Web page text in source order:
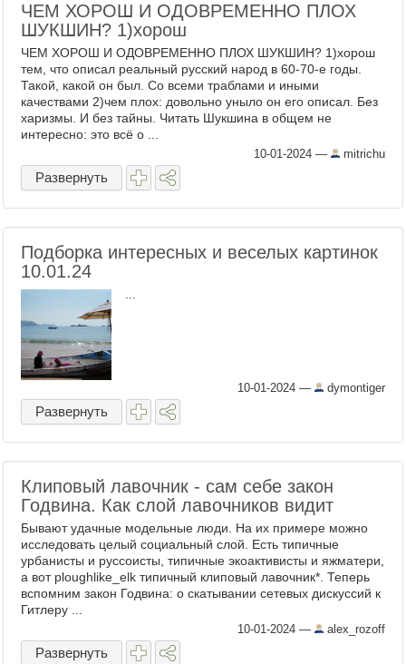
ЧЕМ ХОРОШ И ОДОВРЕМЕННО ПЛОХ
ШУКШИН? 1)хорош
ЧЕМ ХОРОШ И ОДОВРЕМЕННО ПЛОХ ШУКШИН? 1)хорош
тем, что описал реальный русский народ в 60-70-е годы.
Такой, какой он был. Со всеми траблами и иными
качествами 2)чем плох: довольно уныло он его описал. Без
харизмы. И без тайны. Читать Шукшина в общем не
интересно: это всё о ...
10-01-2024 — mitrichu
Развернуть
Подборка интересных и веселых картинок
10.01.24
10-01-2024 — dymontiger
Развернуть
Клиповый лавочник - сам себе закон
Годвина. Как слой лавочников видит
Бывают удачные модельные люди. На их примере можно
исследовать целый социальный слой. Есть типичные
урбанисты и руссоисты, типичные экоактивисты и яжматери,
а вот ploughlike_elk типичный клиповый лавочник*. Теперь
вспомним закон Годвина: о скатывании сетевых дискуссий к
Гитлеру ...
10-01-2024 — alex_rozoff
Развернуть